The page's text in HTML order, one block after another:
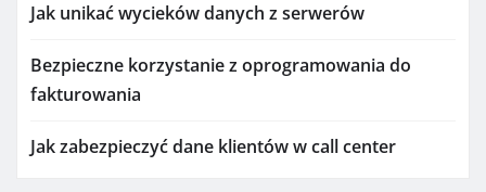
Jak unikać wycieków danych z serwerów
Bezpieczne korzystanie z oprogramowania do
fakturowania
Jak zabezpieczyć dane klientów w call center